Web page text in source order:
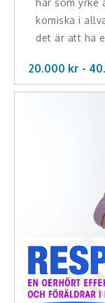
har som yrke
komiska i
det är att ha
20.000 kr -